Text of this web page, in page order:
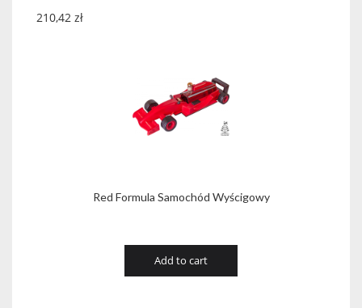
Red Formula Samochód Wyścigowy
210,42 zł
Add to cart